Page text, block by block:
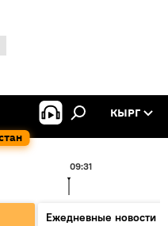
КЫРГ
09:31
Ежедневные новости